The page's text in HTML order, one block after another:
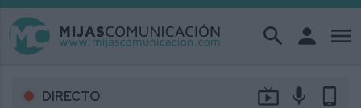
search person menu
DIRECTO live_tv mic phone_android